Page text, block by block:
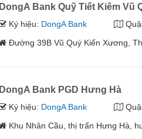
DongA Bank Quỹ Tiết Kiêm Vũ
Ký hiệu: DongA Bank
Đường 39B Vũ Quý Kiến Xương,
DongA Bank PGD Hưng Hà
Ký hiệu: DongA Bank
Khu Nhân Cầu, thị trấn Hưng Hà,